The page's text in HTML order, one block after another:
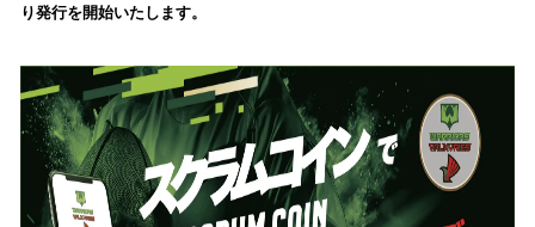
で
り発行を開始いたします。